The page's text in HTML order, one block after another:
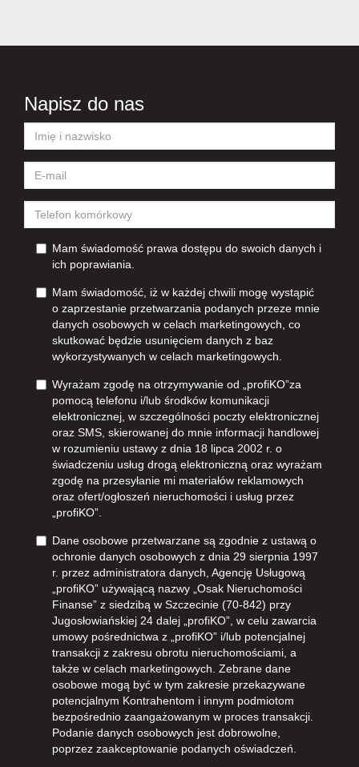
Napisz do nas
Mam świadomość prawa dostępu do swoich danych i
ich poprawiania.
Mam świadomość, iż w każdej chwili mogę wystąpić
o zaprzestanie przetwarzania podanych przeze mnie
danych osobowych w celach marketingowych, co
skutkować będzie usunięciem danych z baz
wykorzystywanych w celach marketingowych.
Wyrażam zgodę na otrzymywanie od „profiKO”za
pomocą telefonu i/lub środków komunikacji
elektronicznej, w szczególności poczty elektronicznej
oraz SMS, skierowanej do mnie informacji handlowej
w rozumieniu ustawy z dnia 18 lipca 2002 r. o
świadczeniu usług drogą elektroniczną oraz wyrażam
zgodę na przesyłanie mi materiałów reklamowych
oraz ofert/ogłoszeń nieruchomości i usług przez
„profiKO”.
Dane osobowe przetwarzane są zgodnie z ustawą o
ochronie danych osobowych z dnia 29 sierpnia 1997
r. przez administratora danych, Agencję Usługową
„profiKO” używającą nazwy „Osak Nieruchomości
Finanse” z siedzibą w Szczecinie (70-842) przy
Jugosłowiańskiej 24 dalej „profiKO”, w celu zawarcia
umowy pośrednictwa z „profiKO” i/lub potencjalnej
transakcji z zakresu obrotu nieruchomościami, a
także w celach marketingowych. Zebrane dane
osobowe mogą być w tym zakresie przekazywane
potencjalnym Kontrahentom i innym podmiotom
bezpośrednio zaangażowanym w proces transakcji.
Podanie danych osobowych jest dobrowolne,
poprzez zaakceptowanie podanych oświadczeń.